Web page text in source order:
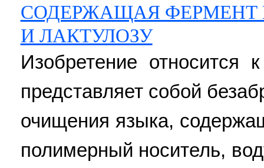
СОДЕРЖАЩАЯ ФЕРМЕНТ
И ЛАКТУЛОЗУ
Изобретение относится
представляет собой
очищения языка,
полимерный носитель,